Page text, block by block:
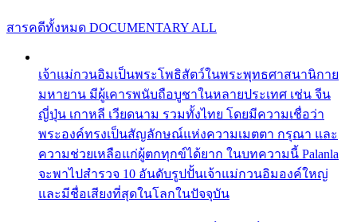
สารคดีทั้งหมด DOCUMENTARY ALL
เจ้าแม่กวนอิมเป็นพระโพธิสัตว์ในพระพุทธศาสนานิกาย
มหายาน มีผู้เคารพนับถือบูชาในหลายประเทศ เช่น จีน
ญี่ปุ่น เกาหลี เวียดนาม รวมทั้งไทย โดยมีความเชื่อว่า
พระองค์ทรงเป็นสัญลักษณ์แห่งความเมตตา กรุณา และ
ความช่วยเหลือแก่ผู้ตกทุกข์ได้ยาก ในบทความนี้ Palanla
จะพาไปสำรวจ 10 อันดับรูปปั้นเจ้าแม่กวนอิมองค์ใหญ่
และมีชื่อเสียงที่สุดในโลกในปัจจุบัน